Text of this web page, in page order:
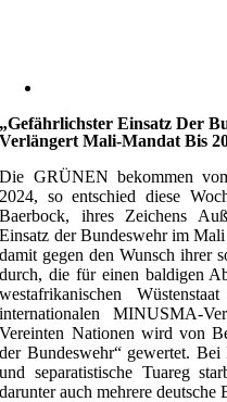
„Gefährlichster Einsatz Der
Verlängert Mali-Mandat Bis
Die GRÜNEN bekommen
2024, so entschied diese
Baerbock, ihres Zeichens
Einsatz der Bundeswehr im
damit gegen den Wunsch ihrer
durch, die für einen baldigen
westafrikanischen
internationalen MINUSMA-
Vereinten Nationen wird von
der Bundeswehr“ gewertet.
und separatistische Tuareg
darunter auch mehrere deutsche